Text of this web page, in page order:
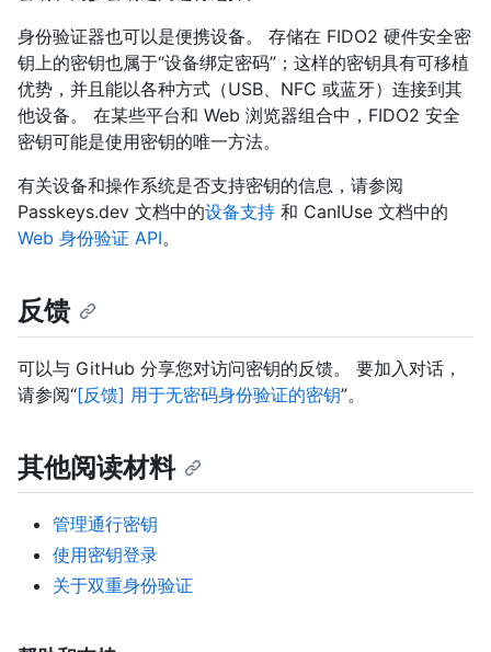
身份验证器也可以是便携设备。 存储在 FIDO2 硬件安全密
钥上的密钥也属于“设备绑定密码”；这样的密钥具有可移植
优势，并且能以各种方式（USB、NFC 或蓝牙）连接到其
他设备。 在某些平台和 Web 浏览器组合中，FIDO2 安全
密钥可能是使用密钥的唯一方法。
有关设备和操作系统是否支持密钥的信息，请参阅
Passkeys.dev 文档中的设备支持 和 CanIUse 文档中的
Web 身份验证 API。
反馈
可以与 GitHub 分享您对访问密钥的反馈。 要加入对话，
请参阅“[反馈] 用于无密码身份验证的密钥”。
其他阅读材料
管理通行密钥
使用密钥登录
关于双重身份验证